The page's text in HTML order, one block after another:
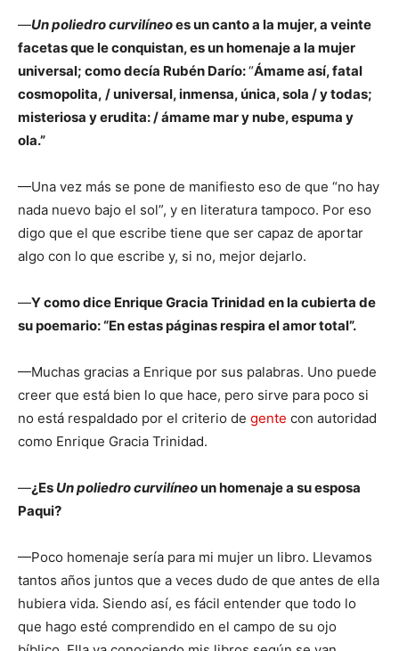
—Un poliedro curvilíneoes un canto a la mujer, a veinte
facetas que le conquistan, es un homenaje a la mujer
universal; como decía Rubén Darío:“Ámame así, fatal
cosmopolita, / universal, inmensa, única, sola / y todas;
misteriosa y erudita: / ámame mar y nube, espuma y
ola.”
—Una vez más se pone de manifiesto eso de que “no hay
nada nuevo bajo el sol”, y en literatura tampoco. Por eso
digo que el que escribe tiene que ser capaz de aportar
algo con lo que escribe y, si no, mejor dejarlo.
—Y como dice Enrique Gracia Trinidad en la cubierta de
su poemario: “En estas páginas respira el amor total”.
—Muchas gracias a Enrique por sus palabras. Uno puede
creer que está bien lo que hace, pero sirve para poco si
no está respaldado por el criterio de gente con autoridad
como Enrique Gracia Trinidad.
—¿Es Un poliedro curvilíneoun homenaje a su esposa
Paqui?
—Poco homenaje sería para mi mujer un libro. Llevamos
tantos años juntos que a veces dudo de que antes de ella
hubiera vida. Siendo así, es fácil entender que todo lo
que hago esté comprendido en el campo de su ojo